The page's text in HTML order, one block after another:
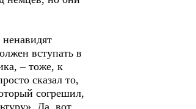
вступать в
– тоже, к
сказал то,
согрешил,
Да, вот